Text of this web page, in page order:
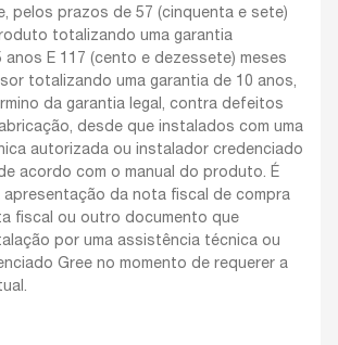
pelos prazos de 57 (cinquenta e sete)
totalizando uma garantia
anos E 117 (cento e dezessete) meses
totalizando uma garantia de 10 anos,
da garantia legal, contra defeitos
desde que instalados com uma
autorizada ou instalador credenciado
acordo com o manual do produto. É
apresentação da nota fiscal de compra
fiscal ou outro documento que
por uma assistência técnica ou
Gree no momento de requerer a